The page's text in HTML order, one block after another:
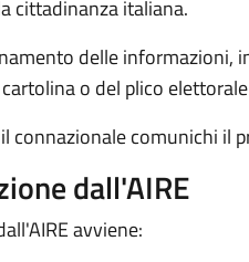
cittadinanza italiana.
delle informazioni,
o del plico
connazionale comunichi il
dall'AIRE
avviene: